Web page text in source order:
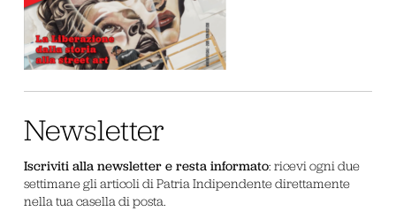
Newsletter
Iscriviti alla newsletter e resta informato: ricevi ogni due
settimane gli articoli di Patria Indipendente direttamente
nella tua casella di posta.